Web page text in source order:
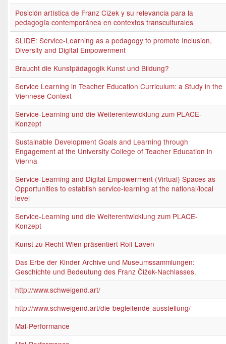
Posición artística de Franz Cižek y su relevancia para la
pedagogía contemporánea en contextos transculturales
SLIDE: Service-Learning as a pedagogy to promote Inclusion,
Diversity and Digital Empowerment
Braucht die Kunstpädagogik Kunst und Bildung?
Service Learning in Teacher Education Curriculum: a Study in the
Viennese Context
Service-Learning und die Weiterentewicklung zum PLACE-
Konzept
Sustainable Development Goals and Learning through
Engagement at the University College of Teacher Education in
Vienna
Service-Learning and Digital Empowerment (Virtual) Spaces as
Opportunities to establish service-learning at the national/local
level
Service-Learning und die Weiterentwicklung zum PLACE-
Konzept
Kunst zu Recht Wien präsentiert Rolf Laven
Das Erbe der Kinder Archive und Museumssammlungen:
Geschichte und Bedeutung des Franz Čižek-Nachlasses.
http://www.schweigend.art/
http://www.schweigend.art/die-begleitende-ausstellung/
Mal-Performance